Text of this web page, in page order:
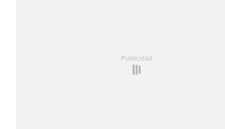
Publicidad